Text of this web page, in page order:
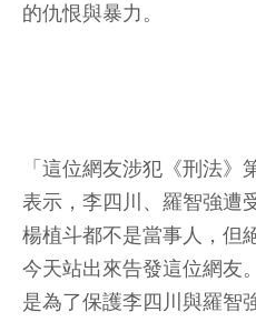
的仇恨與暴力。
「這位網友涉犯《刑法
表示，李四川、羅智強遭
楊植斗都不是當事人，但
今天站出來告發這位網友
是為了保護李四川與羅智